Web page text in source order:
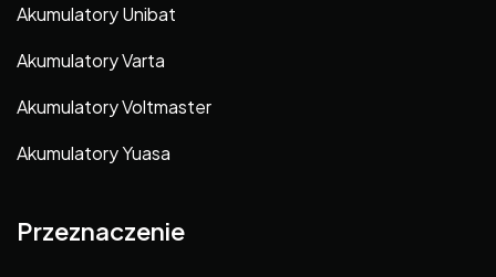
Akumulatory Unibat
Akumulatory Varta
Akumulatory Voltmaster
Akumulatory Yuasa
Przeznaczenie